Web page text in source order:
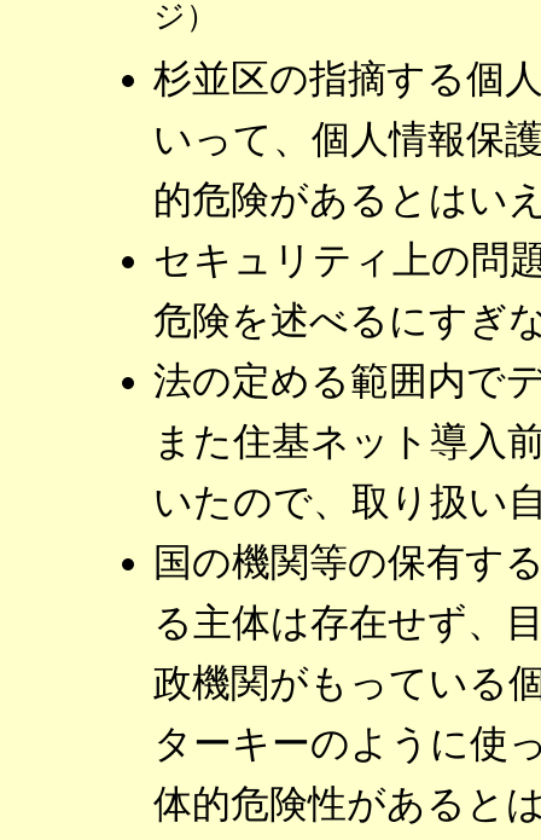
ジ）
杉並区の指摘する個
いって、個人情報保
的危険があるとはい
セキュリティ上の問
危険を述べるにすぎ
法の定める範囲内で
また住基ネット導入
いたので、取り扱い
国の機関等の保有す
る主体は存在せず、
政機関がもっている
ターキーのように使
体的危険性があると